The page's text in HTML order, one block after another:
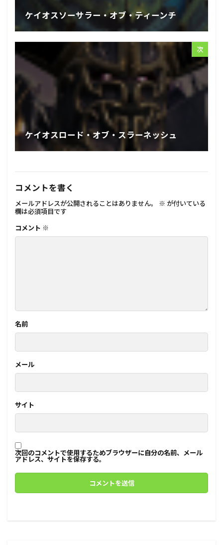
ケイオスソーサラー・オブ・ティーンチ
次
ケイオスロード・オブ・スラーネッシュ
コメントを書く
メールアドレスが公開されることはありません。 ※ が付いている
欄は必須項目です
コメント ※
名前
メール
サイト
次回のコメントで使用するためブラウザーに自分の名前、メール
アドレス、サイトを保存する。